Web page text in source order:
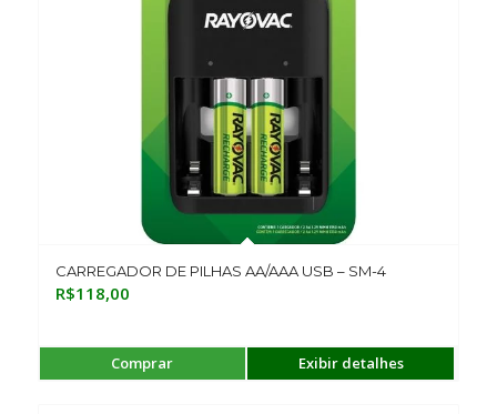
CARREGADOR DE PILHAS AA/AAA USB – SM-4
R$118,00
Comprar Exibir detalhes